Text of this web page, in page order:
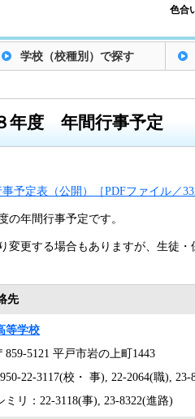
色合
学校（校種別）で探す
年度 年間行事予定
予定表（公開）［PDFファイル／
の年間行事予定です。
変更する場合もありますが、生徒
先
等学校
859-5121 平戸市岩の上町1443
22-3117(校・ 事), 22-2064(職), 23-
ミリ：22-3118(事), 23-8322(進路)